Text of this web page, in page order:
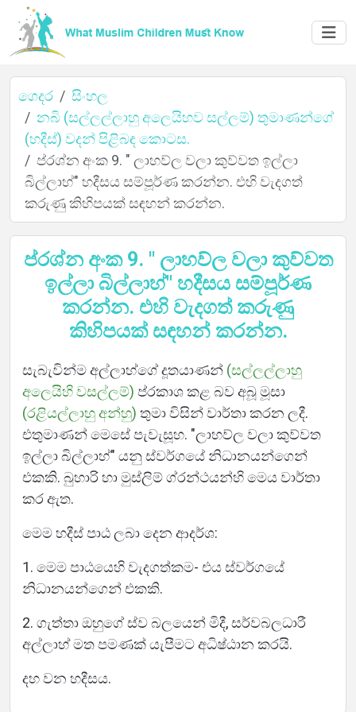
ගෙදර
ගැන
ගෙදර
සිංහල
නබි (සල්ලල්ලාහු අලෙයිහව සල්ලම්) තුමාණන්ගේ
(හදීස්) වදන් පිළිබඳ කොටස.
ප්රශ්න අංක 9. " ලාහව්ල වලා කුව්වත ඉල්ලා
බිල්ලාහ්" හදීසය සම්පූර්ණ කරන්න. එහි වැදගත්
කරුණු කිහිපයක් සඳහන් කරන්න.
ප්රශ්න අංක 9. " ලාහව්ල වලා කුව්වත
ඉල්ලා බිල්ලාහ්" හදීසය සම්පූර්ණ
කරන්න. එහි වැදගත් කරුණු
කිහිපයක් සඳහන් කරන්න.
සැබැවින්ම අල්ලාහ්ගේ දූතයාණන් (සල්ලල්ලාහු
අලෙයිහි වසල්ලම්) ප්රකාශ කළ බව අබූ මූසා
(රළියල්ලාහු අන්හු) තුමා විසින් වාර්තා කරන ලදී.
එතුමාණන් මෙසේ පැවැසූහ. "ලාහව්ල වලා කුව්වත
ඉල්ලා බිල්ලාහ්" යනු ස්වර්ගයේ නිධානයන්ගෙන්
එකකි. බුහාරි හා මුස්ලිම් ග්රන්ථයන්හි මෙය වාර්තා
කර ඇත.
මෙම හදීස් පාඨ ලබා දෙන ආදර්ශ:
1. මෙම පාඨයෙහි වැදගත්කම- එය ස්වර්ගයේ
නිධානයන්ගෙන් එකකි.
2. ගැත්තා ඔහුගේ ස්ව බලයෙන් මිදී, සර්වබලධාරී
අල්ලාහ් මත පමණක් යැපීමට අධිෂ්ඨාන කරයි.
දහ වන හදීසය.